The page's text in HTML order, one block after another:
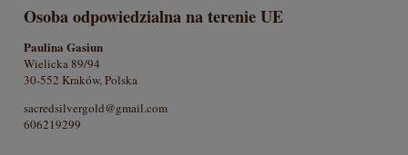
Osoba odpowiedzialna na terenie UE
Paulina Gasiun
Wielicka 89/94
30-552 Kraków, Polska
sacredsilvergold@gmail.com
606219299